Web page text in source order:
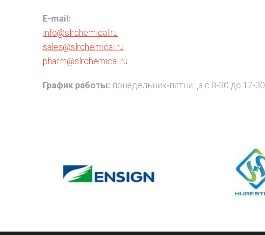
E-mail:
info@slrchemical.ru
sales@slrchemical.ru
pharm@slrchemical.ru
График работы: понедельник-пятница с 8-30 до 17-30